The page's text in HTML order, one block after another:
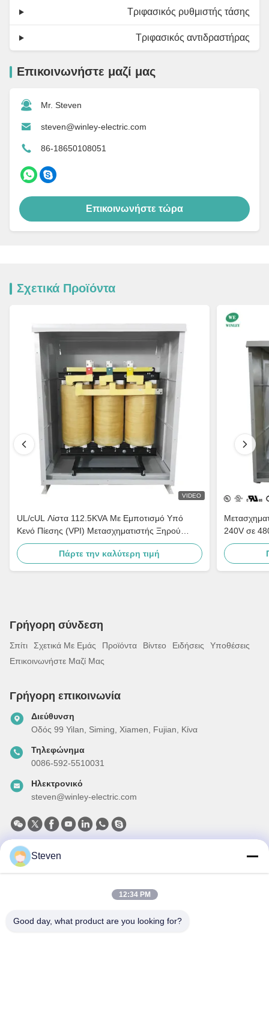
Τριφασικός ρυθμιστής τάσης
Τριφασικός αντιδραστήρας
Επικοινωνήστε μαζί μας
Mr. Steven
steven@winley-electric.com
86-18650108051
Επικοινωνήστε τώρα
Σχετικά Προϊόντα
VIDEO
UL/cUL Λίστα 112.5KVA Με Εμποτισμό Υπό
Κενό Πίεσης (VPI) Μετασχηματιστής Ξηρού
Τύπου 240V σε 480V Συμμορφώνεται με DOE
2016
Πάρτε την καλύτερη τιμή
240V σε
Ισχύος
Γρήγορη σύνδεση
Σπίτι Σχετικά Με Εμάς Προϊόντα Βίντεο Ειδήσεις
Υποθέσεις
Επικοινωνήστε Μαζί Μας
Γρήγορη επικοινωνία
Διεύθυνση
Οδός 99 Yilan, Siming, Xiamen, Fujian, Κίνα
Τηλεφώνημα
0086-592-5510031
Ηλεκτρονικό
steven@winley-electric.com
Το Δελτίο Ενημέρωσης
Συνδρομηθείτε στο ενημερωτικό μας δελτίο για εκπτώσεις και
Steven
12:34 PM
Good day, what product are you looking for?